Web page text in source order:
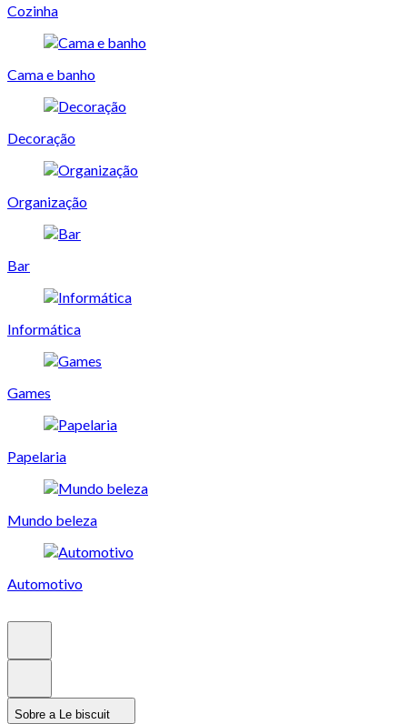
Cozinha
Cama e banho
Decoração
Organização
Bar
Informática
Games
Papelaria
Mundo beleza
Automotivo
Sobre a Le biscuit